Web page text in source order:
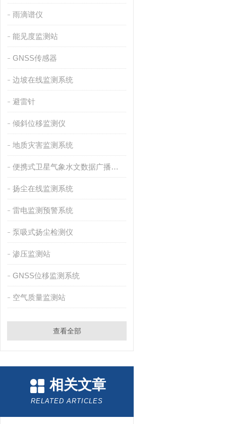
雨滴谱仪
能见度监测站
GNSS传感器
边坡在线监测系统
避雷针
倾斜位移监测仪
地质灾害监测系统
便携式卫星气象水文数据广播接收设备
扬尘在线监测系统
雷电监测预警系统
泵吸式扬尘检测仪
渗压监测站
GNSS位移监测系统
空气质量监测站
查看全部
相关文章
RELATED ARTICLES